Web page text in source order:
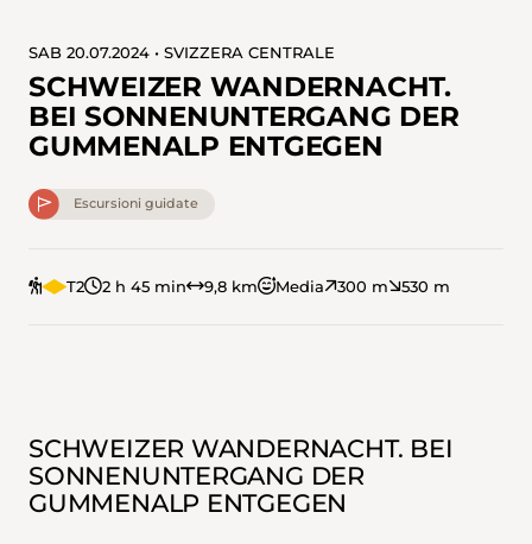
SAB 20.07.2024 • SVIZZERA CENTRALE
SCHWEIZER WANDERNACHT.
BEI SONNENUNTERGANG DER
GUMMENALP ENTGEGEN
Escursioni guidate
T2 2 h 45 min 9,8 km Media 300 m 530 m
SCHWEIZER WANDERNACHT. BEI
SONNENUNTERGANG DER
GUMMENALP ENTGEGEN